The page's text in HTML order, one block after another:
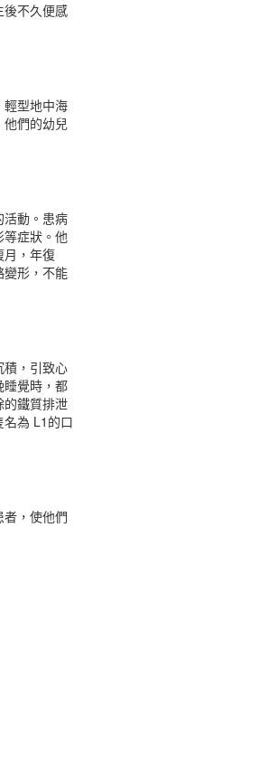
後不久便感
輕型地中海
他們的幼兒
活動。患病
等症狀。他
月，年復
變形，不能
積，引致心
睡覺時，都
的鐵質排泄
為 L1的口
，使他們